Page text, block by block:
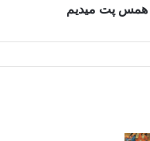
همس پت میدیم